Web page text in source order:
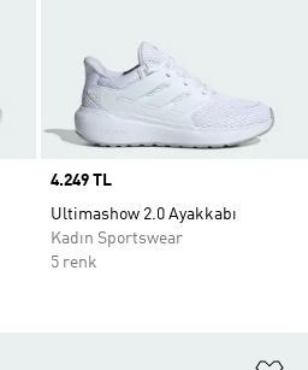
Price
4.249 TL
Ultimashow 2.0 Ayakkabı
Kadın Sportswear
5 renk